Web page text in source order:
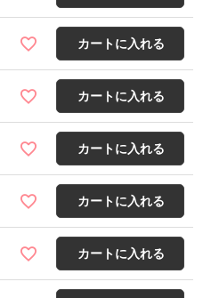
カートに入れる
カートに入れる
カートに入れる
カートに入れる
カートに入れる